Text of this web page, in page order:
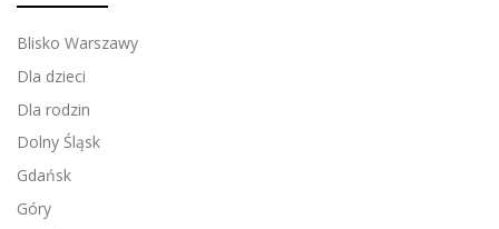
Blisko Warszawy
Dla dzieci
Dla rodzin
Dolny Śląsk
Gdańsk
Góry